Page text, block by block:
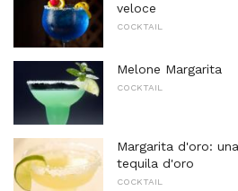
veloce
COCKTAIL
Melone Margarita
COCKTAIL
Margarita d'oro:
tequila d'oro
COCKTAIL